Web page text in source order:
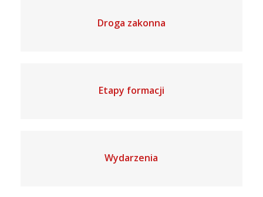
Droga zakonna
Etapy formacji
Wydarzenia